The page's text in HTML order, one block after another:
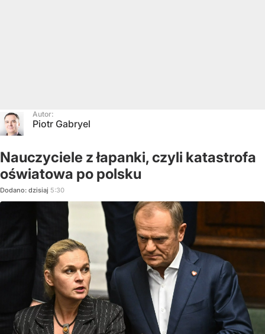
Autor:
Piotr Gabryel
Nauczyciele z łapanki, czyli katastrofa
oświatowa po polsku
Dodano: dzisiaj 5:30